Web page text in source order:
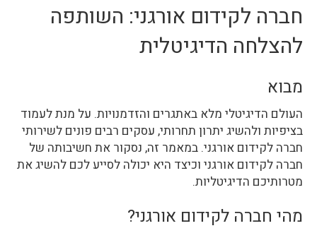
חברה לקידום אורגני: השותפה
להצלחה הדיגיטלית
מבוא
העולם הדיגיטלי מלא באתגרים והזדמנויות. על מנת לעמוד
בציפיות ולהשיג יתרון תחרותי, עסקים רבים פונים לשירותי
חברה לקידום אורגני. במאמר זה, נסקור את חשיבותה של
חברה לקידום אורגני וכיצד היא יכולה לסייע לכם להשיג את
מטרותיכם הדיגיטליות.
מהי חברה לקידום אורגני?